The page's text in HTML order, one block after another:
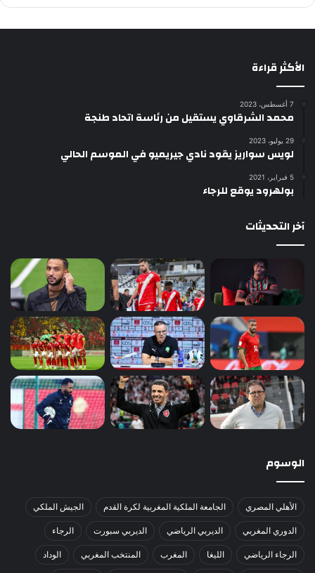
الأكثر قراءة
7 أغسطس، 2023
محمد الشرقاوي يستقيل من رئاسة اتحاد طنجة
29 يوليو، 2023
لويس سواريز يقود نادي جيريميو في الموسم الحالي
5 فبراير، 2021
بولهرود يوقع للرجاء
آخر التحديثات
الوسوم
الأهلي المصري الجامعة الملكية المغربية لكرة القدم الجيش الملكي
الدوري المغربي الديربي الرياضي الديربي سبورت الرجاء
الرجاء الرياضي الليغا المغرب المنتخب المغربي الوداد